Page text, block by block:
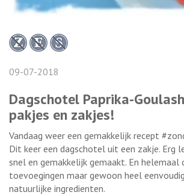
09-07-2018
Dagschotel Paprika-
pakjes en zakjes!
Vandaag weer een gemakkelijk recept
Dit keer een dagschotel uit een zakje. Erg
snel en gemakkelijk gemaakt. En helemaal
toevoegingen maar gewoon heel
natuurlijke ingredienten.